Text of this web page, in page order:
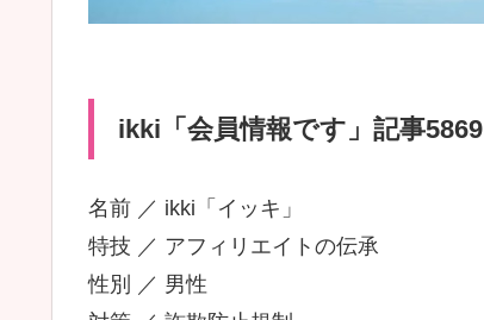
ikki「会員情報です」記事5869
名前 ／ ikki「イッキ」
特技 ／ アフィリエイトの伝承
性別 ／ 男性